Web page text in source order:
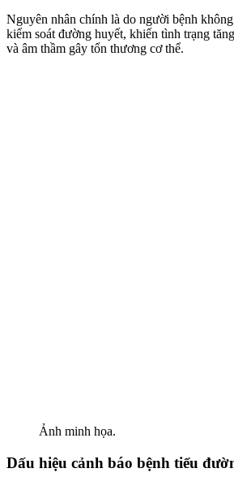
Nguyên nhân chính là do người bệnh
kiểm soát đường huyết, khiến tình trạng
và âm thầm gây tổn thương cơ thể.
Ảnh minh họa.
Dấu hiệu cảnh báo bệnh tiểu